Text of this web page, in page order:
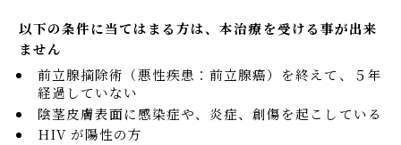
以下の条件に当てはまる方は、本治療を受ける事が出来
ません
前立腺摘除術（悪性疾患：前立腺癌）を終えて、５年
経過していない
陰茎皮膚表面に感染症や、炎症、創傷を起こしている
HIV が陽性の方